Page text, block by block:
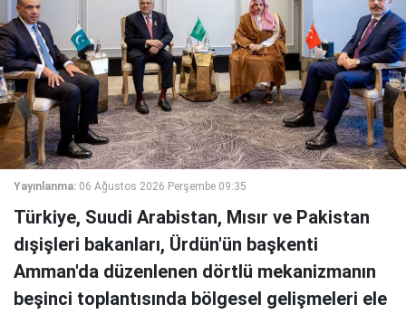
Yayınlanma: 06 Ağustos 2026 Perşembe 09:35
Türkiye, Suudi Arabistan, Mısır ve Pakistan
dışişleri bakanları, Ürdün'ün başkenti
Amman'da düzenlenen dörtlü mekanizmanın
beşinci toplantısında bölgesel gelişmeleri ele